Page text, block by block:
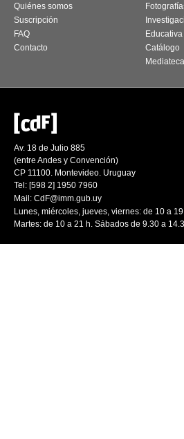
Quiénes somos
Suscripción
FAQ
Contacto
Educativa
Catálogo
Mediateca
Av. 18 de Julio 885
(entre Andes y Convención)
CP 11100. Montevideo. Uruguay
Tel: [598 2] 1950 7960
Mail: CdF@imm.gub.uy
Lunes, miércoles, jueves, viernes: de 10 a
Martes: de 10 a 21 h. Sábados de 9.30 a